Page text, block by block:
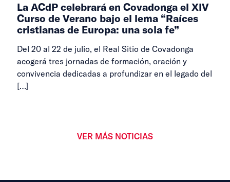
La ACdP celebrará en Covadonga el XIV
Curso de Verano bajo el lema “Raíces
cristianas de Europa: una sola fe”
Del 20 al 22 de julio, el Real Sitio de Covadonga
acogerá tres jornadas de formación, oración y
convivencia dedicadas a profundizar en el legado del
[…]
VER MÁS NOTICIAS